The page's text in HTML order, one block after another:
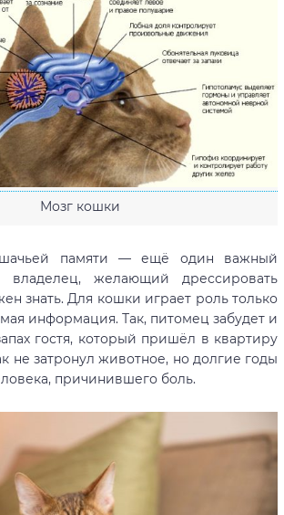
Мозг кошки
памяти — ещё один важный
владелец, желающий дрессировать
знать. Для кошки играет роль только
информация. Так, питомец забудет и
гостя, который пришёл в квартиру
не затронул животное, но долгие годы
причинившего боль.